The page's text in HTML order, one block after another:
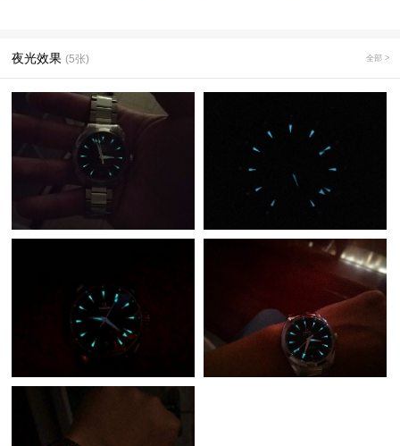
夜光效果 (5张) 全部 >